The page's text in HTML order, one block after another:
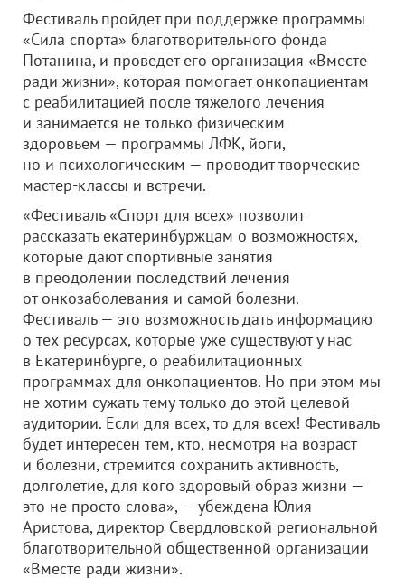
Фестиваль пройдет при поддержке программы
«Сила спорта» благотворительного фонда
Потанина, и проведет его организация «Вместе
ради жизни», которая помогает онкопациентам
с реабилитацией после тяжелого лечения
и занимается не только физическим
здоровьем — программы ЛФК, йоги,
но и психологическим — проводит творческие
мастер-классы и встречи.
«Фестиваль «Спорт для всех» позволит
рассказать екатеринбуржцам о возможностях,
которые дают спортивные занятия
в преодолении последствий лечения
от онкозаболевания и самой болезни.
Фестиваль — это возможность дать информацию
о тех ресурсах, которые уже существуют у нас
в Екатеринбурге, о реабилитационных
программах для онкопациентов. Но при этом мы
не хотим сужать тему только до этой целевой
аудитории. Если для всех, то для всех! Фестиваль
будет интересен тем, кто, несмотря на возраст
и болезни, стремится сохранить активность,
долголетие, для кого здоровый образ жизни —
это не просто слова», — убеждена Юлия
Аристова, директор Свердловской региональной
благотворительной общественной организации
«Вместе ради жизни».